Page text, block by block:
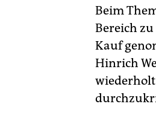
Beim
Bereich
Kauf
Hinrich
wiederholt